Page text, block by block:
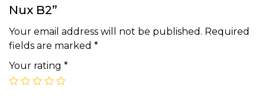
Nux B2”
Your email address will not be published. Required
fields are marked *
Your rating *